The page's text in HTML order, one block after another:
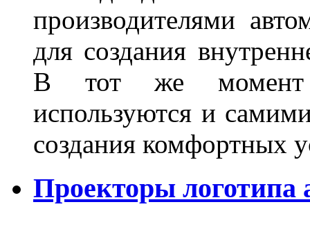
производителями
для создания
В тот же момент
используются и
создания комфортных
Проекторы логотипа